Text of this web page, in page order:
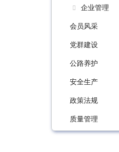
企业管理
会员风采
党群建设
公路养护
安全生产
政策法规
质量管理